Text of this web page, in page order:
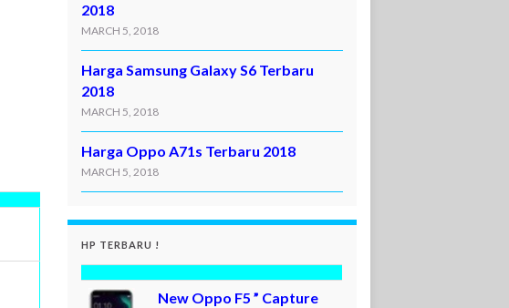
2018
MARCH 5, 2018
Harga Samsung Galaxy S6 Terbaru
2018
MARCH 5, 2018
Harga Oppo A71s Terbaru 2018
MARCH 5, 2018
HP TERBARU !
New Oppo F5 ” Capture